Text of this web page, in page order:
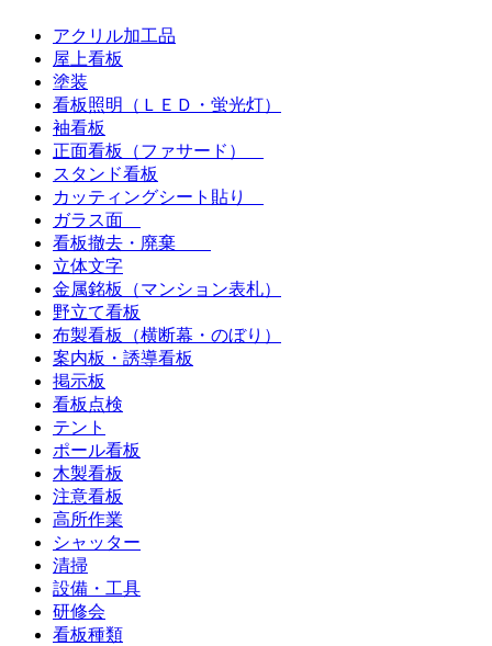
アクリル加工品
屋上看板
塗装
看板照明（ＬＥＤ・蛍光灯）
袖看板
正面看板（ファサード）
スタンド看板
カッティングシート貼り
ガラス面
看板撤去・廃棄
立体文字
金属銘板（マンション表札）
野立て看板
布製看板（横断幕・のぼり）
案内板・誘導看板
掲示板
看板点検
テント
ポール看板
木製看板
注意看板
高所作業
シャッター
清掃
設備・工具
研修会
看板種類